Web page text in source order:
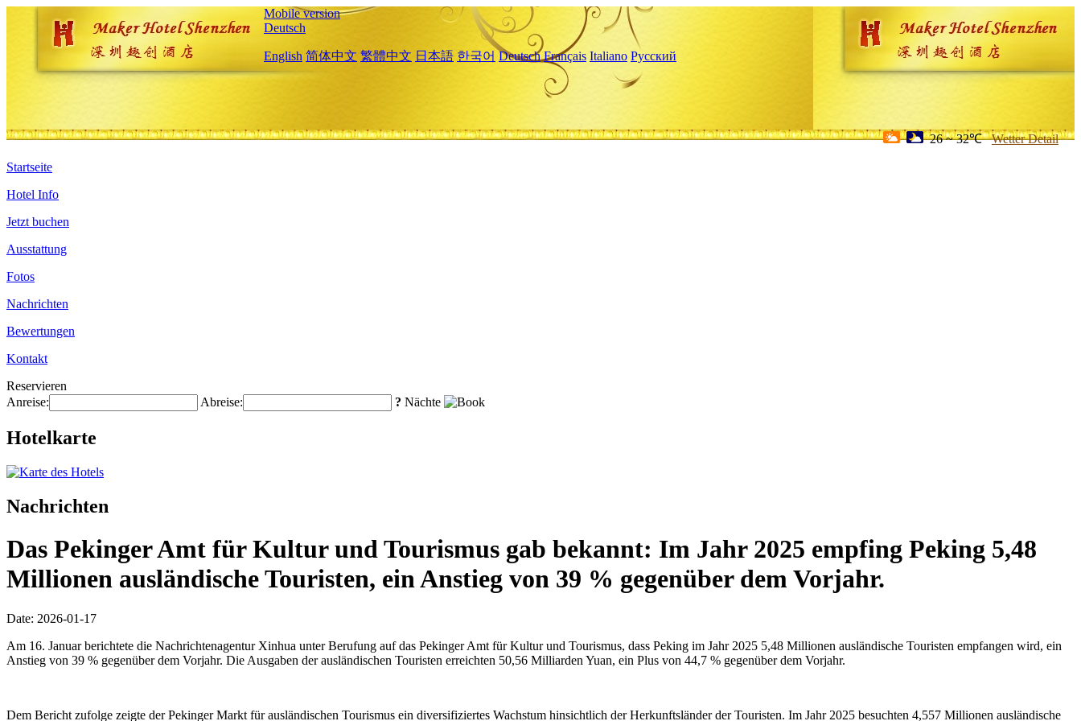
Mobile version
Deutsch
English 简体中文 繁體中文 日本語 한국어 Deutsch Français Italiano Русский
26 ~ 32℃ Wetter Detail
Startseite
Hotel Info
Jetzt buchen
Ausstattung
Fotos
Nachrichten
Bewertungen
Kontakt
Reservieren
Anreise:
Abreise: ? Nächte
Hotelkarte
Nachrichten
Das Pekinger Amt für Kultur und Tourismus gab bekannt: Im Jahr 2025 empfing Peking 5,48
Millionen ausländische Touristen, ein Anstieg von 39 % gegenüber dem Vorjahr.
Date: 2026-01-17
Am 16. Januar berichtete die Nachrichtenagentur Xinhua unter Berufung auf das Pekinger Amt für Kultur und Tourismus, dass Peking im Jahr 2025 5,48 Millionen ausländische Touristen empfangen wird, ein
Anstieg von 39 % gegenüber dem Vorjahr. Die Ausgaben der ausländischen Touristen erreichten 50,56 Milliarden Yuan, ein Plus von 44,7 % gegenüber dem Vorjahr.
Dem Bericht zufolge zeigte der Pekinger Markt für ausländischen Tourismus ein diversifiziertes Wachstum hinsichtlich der Herkunftsländer der Touristen. Im Jahr 2025 besuchten 4,557 Millionen ausländische